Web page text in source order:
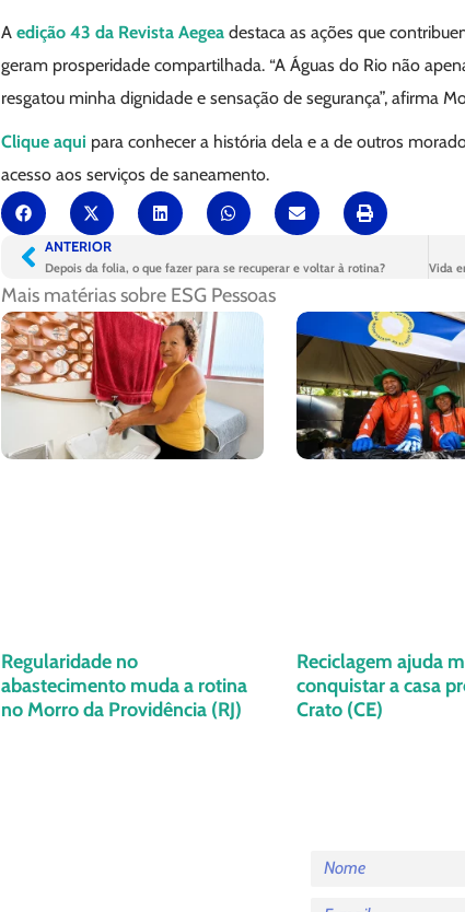
A edição 43 da Revista Aegea destaca as ações que
geram prosperidade compartilhada. “A Águas do Rio não
resgatou minha dignidade e sensação de segurança”, afirma
Clique aqui para conhecer a história dela e a de outros
acesso aos serviços de saneamento.
ANTERIOR
Depois da folia, o que fazer para se recuperar e voltar à rotina?
Mais matérias sobre ESG Pessoas
Regularidade no
abastecimento muda a rotina
no Morro da Providência (RJ)
Reciclagem ajuda
conquistar a casa
Crato (CE)